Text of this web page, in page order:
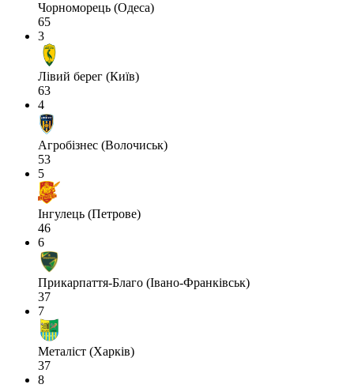
Чорноморець (Одеса)
65
3
Лівий берег (Київ)
63
4
Агробізнес (Волочиськ)
53
5
Інгулець (Петрове)
46
6
Прикарпаття-Благо (Івано-Франківськ)
37
7
Металіст (Харків)
37
8